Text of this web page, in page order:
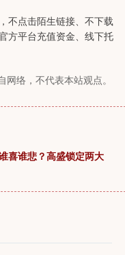
点击陌生链接、不下载
方平台充值资金、线下托
络，不代表本站观点。
喜谁悲？高盛锁定两大